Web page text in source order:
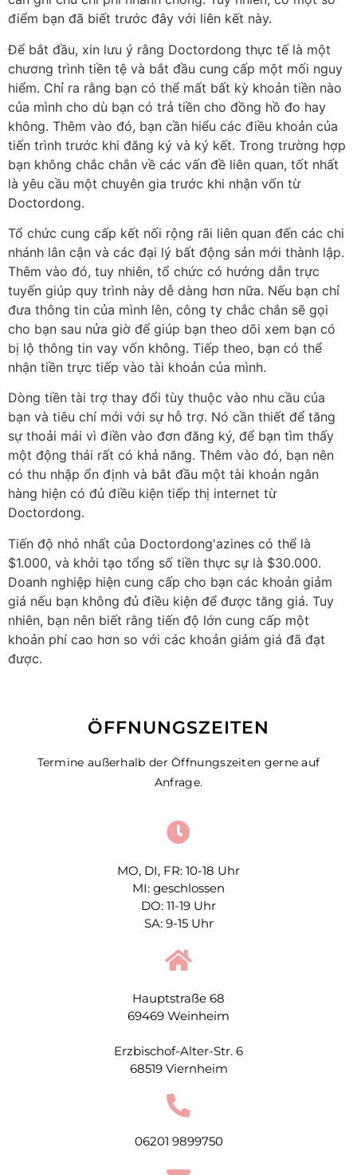
điểm bạn đã biết trước đây với liên kết này.
Để bắt đầu, xin lưu ý rằng Doctordong thực tế là một
chương trình tiền tệ và bắt đầu cung cấp một mối nguy
hiểm. Chỉ ra rằng bạn có thể mất bất kỳ khoản tiền nào
của mình cho dù bạn có trả tiền cho đồng hồ đo hay
không. Thêm vào đó, bạn cần hiểu các điều khoản của
tiến trình trước khi đăng ký và ký kết. Trong trường hợp
bạn không chắc chắn về các vấn đề liên quan, tốt nhất
là yêu cầu một chuyên gia trước khi nhận vốn từ
Doctordong.
Tổ chức cung cấp kết nối rộng rãi liên quan đến các chi
nhánh lân cận và các đại lý bất động sản mới thành lập.
Thêm vào đó, tuy nhiên, tổ chức có hướng dẫn trực
tuyến giúp quy trình này dễ dàng hơn nữa. Nếu bạn chỉ
đưa thông tin của mình lên, công ty chắc chắn sẽ gọi
cho bạn sau nửa giờ để giúp bạn theo dõi xem bạn có
bị lộ thông tin vay vốn không. Tiếp theo, bạn có thể
nhận tiền trực tiếp vào tài khoản của mình.
Dòng tiền tài trợ thay đổi tùy thuộc vào nhu cầu của
bạn và tiêu chí mới với sự hỗ trợ. Nó cần thiết để tăng
sự thoải mái vì điền vào đơn đăng ký, để bạn tìm thấy
một động thái rất có khả năng. Thêm vào đó, bạn nên
có thu nhập ổn định và bắt đầu một tài khoản ngân
hàng hiện có đủ điều kiện tiếp thị internet từ
Doctordong.
Tiến độ nhỏ nhất của Doctordong'azines có thể là
$1.000, và khởi tạo tổng số tiền thực sự là $30.000.
Doanh nghiệp hiện cung cấp cho bạn các khoản giảm
giá nếu bạn không đủ điều kiện để được tăng giá. Tuy
nhiên, bạn nên biết rằng tiến độ lớn cung cấp một
khoản phí cao hơn so với các khoản giảm giá đã đạt
được.
ÖFFNUNGSZEITEN
Termine außerhalb der Öffnungszeiten gerne auf
Anfrage.
MO, DI, FR: 10-18 Uhr
MI: geschlossen
DO: 11-19 Uhr
SA: 9-15 Uhr
Hauptstraße 68
69469 Weinheim
Erzbischof-Alter-Str. 6
68519 Viernheim
06201 9899750